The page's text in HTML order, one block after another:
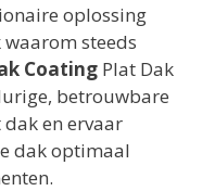
oplossing
steeds
Coating Plat Dak
betrouwbare
en ervaar
dak optimaal